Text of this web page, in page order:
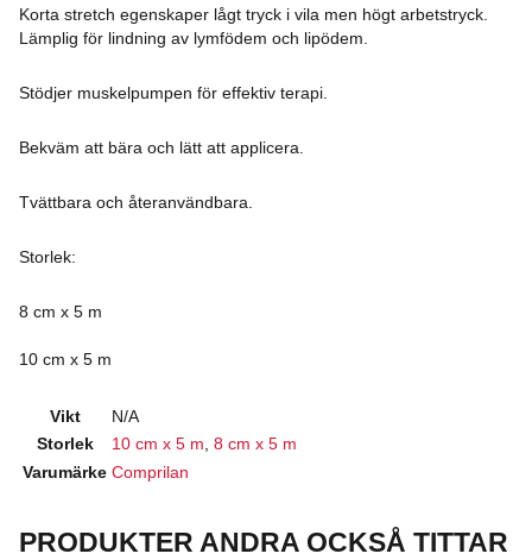
Korta stretch egenskaper lågt tryck i vila men högt arbetstryck.
Lämplig för lindning av lymfödem och lipödem.
Stödjer muskelpumpen för effektiv terapi.
Bekväm att bära och lätt att applicera.
Tvättbara och återanvändbara.
Storlek:
8 cm x 5 m
10 cm x 5 m
Vikt
N/A
Storlek
10 cm x 5 m, 8 cm x 5 m
Varumärke Comprilan
PRODUKTER ANDRA OCKSÅ TITTAR